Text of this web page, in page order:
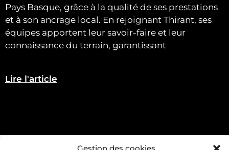
Pays Basque, grâce à la qualité de ses prestations
et à son ancrage local. En rejoignant Thirant, ses
équipes apportent leur savoir-faire et leur
connaissance du terrain, garantissant
Lire l'article